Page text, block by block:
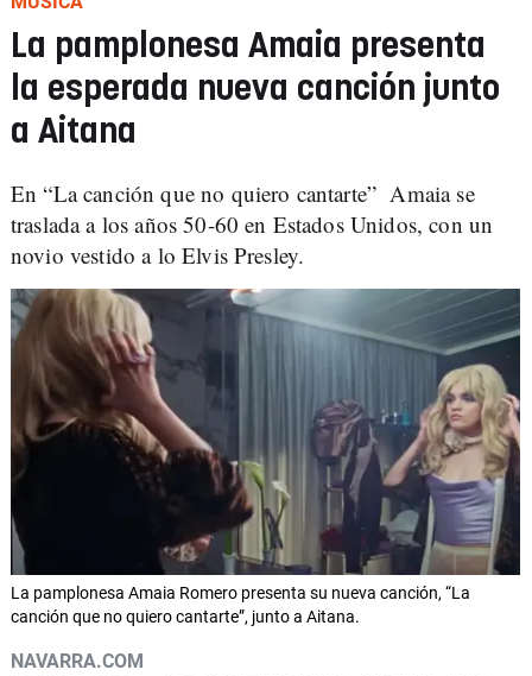
La pamplonesa Amaia presenta
la esperada nueva canción junto
a Aitana
En “La canción que no quiero cantarte” Amaia se
traslada a los años 50-60 en Estados Unidos, con un
novio vestido a lo Elvis Presley.
La pamplonesa Amaia Romero presenta su nueva canción, “La
canción que no quiero cantarte”, junto a Aitana.
NAVARRA.COM